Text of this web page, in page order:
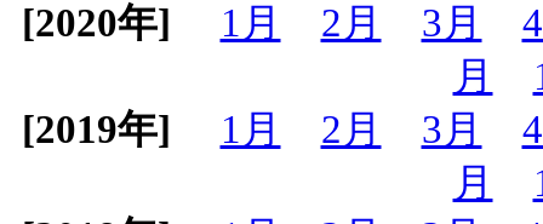
[2020年]
1月 2月 3月
月
[2019年]
1月 2月 3月
月